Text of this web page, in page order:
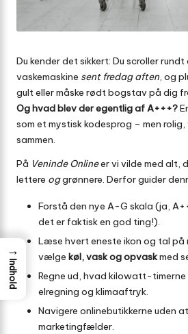
Du kender det sikkert: Du scroller
vaskemaskine sent fredag aften, og
gult eller måske rødt bogstav på dig
Og hvad blev der egentlig af A+++?
som et mystisk kodesprog – men
sammen.
På Veninde Onlineer vi vilde med alt,
lettere oggrønnere. Derfor guider
Forstå den nye A-G skala (ja,
det er faktisk en god ting!).
Læse hvert eneste ikon og tal på
vælge køl, vask og opvaskmed
Regne ud, hvad kilowatt-
elregning og klimaaftryk.
Navigere onlinebutikkerne uden
marketingfælder.
→
Indhold